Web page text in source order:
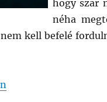
hogy szar
néha
kell befelé